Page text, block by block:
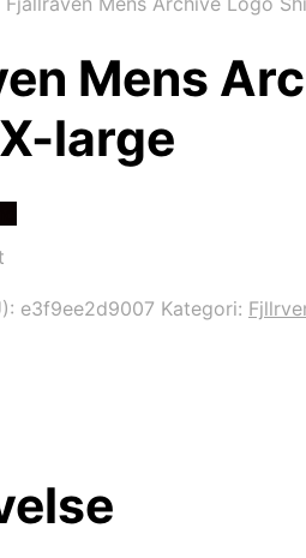
Mens
large
e3f9ee2d9007 Kategori: